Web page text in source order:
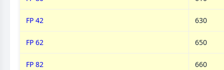
FP 42 630
FP 62 650
FP 82 660